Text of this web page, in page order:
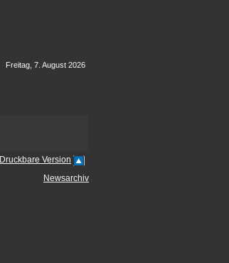
Freitag, 7. August 2026
Druckbare Version
Newsarchiv